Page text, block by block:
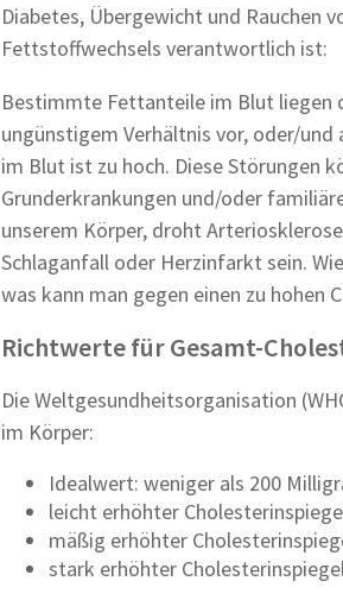
Diabetes, Übergewicht und Rauchen
Fettstoffwechsels verantwortlich ist:
Bestimmte Fettanteile im Blut liegen
ungünstigem Verhältnis vor, oder/
im Blut ist zu hoch. Diese Störungen
Grunderkrankungen und/oder
unserem Körper, droht
Schlaganfall oder Herzinfarkt sein.
was kann man gegen einen zu hohen
Richtwerte für Gesamt-
Die Weltgesundheitsorganisation
im Körper:
Idealwert: weniger als 200
leicht erhöhter
mäßig erhöhter
stark erhöhter